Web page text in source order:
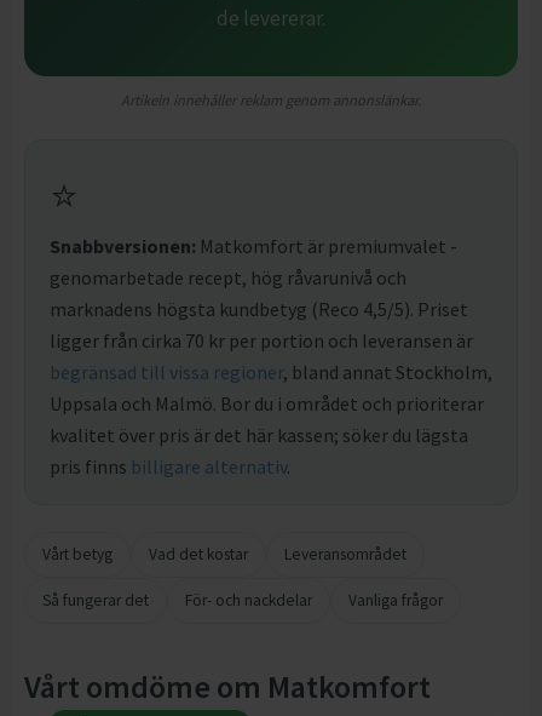
de levererar.
Artikeln innehåller reklam genom annonslänkar.
⭐
Snabbversionen: Matkomfort är premiumvalet -
genomarbetade recept, hög råvarunivå och
marknadens högsta kundbetyg (Reco 4,5/5). Priset
ligger från cirka 70 kr per portion och leveransen är
begränsad till vissa regioner, bland annat Stockholm,
Uppsala och Malmö. Bor du i området och prioriterar
kvalitet över pris är det här kassen; söker du lägsta
pris finns billigare alternativ.
Vårt betyg Vad det kostar Leveransområdet
Så fungerar det För- och nackdelar Vanliga frågor
Vårt omdöme om Matkomfort